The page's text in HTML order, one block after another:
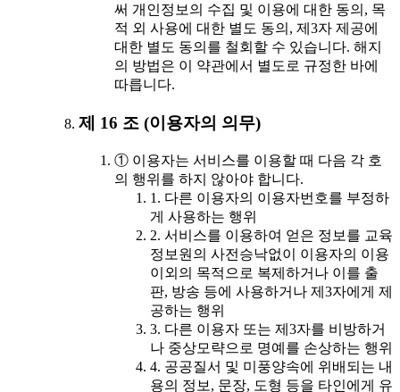
써 개인정보의 수집 및 이용에 대한 동의, 목
적 외 사용에 대한 별도 동의, 제3자 제공에
대한 별도 동의를 철회할 수 있습니다. 해지
의 방법은 이 약관에서 별도로 규정한 바에
따릅니다.
제 16 조 (이용자의 의무)
① 이용자는 서비스를 이용할 때 다음 각 호
의 행위를 하지 않아야 합니다.
1. 다른 이용자의 이용자번호를 부정하
게 사용하는 행위
2. 서비스를 이용하여 얻은 정보를 교육
정보원의 사전승낙없이 이용자의 이용
이외의 목적으로 복제하거나 이를 출
판, 방송 등에 사용하거나 제3자에게 제
공하는 행위
3. 다른 이용자 또는 제3자를 비방하거
나 중상모략으로 명예를 손상하는 행위
4. 공공질서 및 미풍양속에 위배되는 내
용의 정보, 문장, 도형 등을 타인에게 유